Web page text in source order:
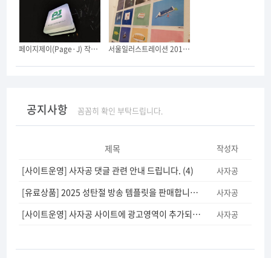
페이지제이(Page·J) 작은 사무실을 오픈했습니다. (긴글 주의) 서울일러스트레이션 2019에 다녀왔어요.
공지사항 꼼꼼히 확인 부탁드립니다.
제목 작성자
[사이트운영] 사자공 댓글 관련 안내 드립니다. (4) 사자공
[유료상품] 2025 성탄절 방송 템플릿을 판매합니다. 사자공
[사이트운영] 사자공 사이트에 광고영역이 추가되었습니다. (12)
사자공